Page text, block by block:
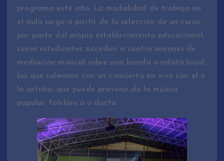
programa este año. La modalidad de trabajo en
el aula surge a partir de la selección de un curso
por parte del propio establecimiento educacional,
cuyos estudiantes acceden a cuatro sesiones de
mediación musical sobre una banda o solista local,
las que culminan con un concierto en vivo con el o
la artista, que puede provenir de la música
popular, folclórica o docta.